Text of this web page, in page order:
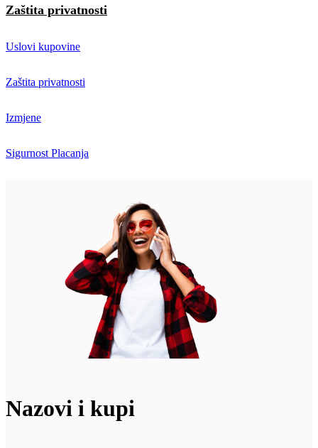
Zaštita privatnosti
Uslovi kupovine
Zaštita privatnosti
Izmjene
Sigurnost Placanja
Nazovi i kupi